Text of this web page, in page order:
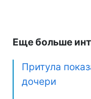
Еще больше
Притула
дочери